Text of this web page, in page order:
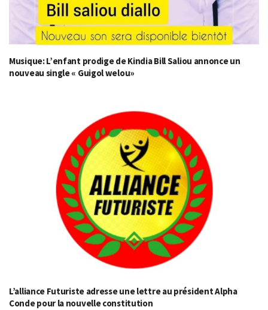
Musique: L’enfant prodige de Kindia Bill Saliou annonce un
nouveau single « Guigol welou»
L’alliance Futuriste adresse une lettre au président Alpha
Conde pour la nouvelle constitution